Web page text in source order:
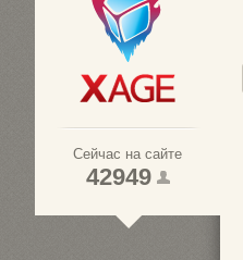
Сейчас на сайте
42949